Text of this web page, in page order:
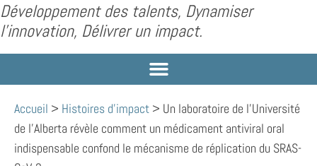
Développement des talents, Dynamiser
l’innovation, Délivrer un impact.
Accueil > Histoires d'impact > Un laboratoire de l’Université
de l’Alberta révèle comment un médicament antiviral oral
indispensable confond le mécanisme de réplication du SRAS-